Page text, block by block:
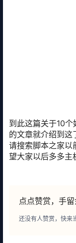
到此这篇关于10
的文章就介绍到这
请搜索脚本之家以
望大家以后多多主
点点赞赏，手
还没有人赞赏，快来